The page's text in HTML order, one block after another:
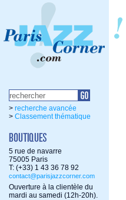
> recherche avancée
> Classement thématique
5 rue de navarre
75005 Paris
T: (+33) 1 43 36 78 92
contact@parisjazzcorner.com
Ouverture à la clientèle du
mardi au samedi (12h-20h).